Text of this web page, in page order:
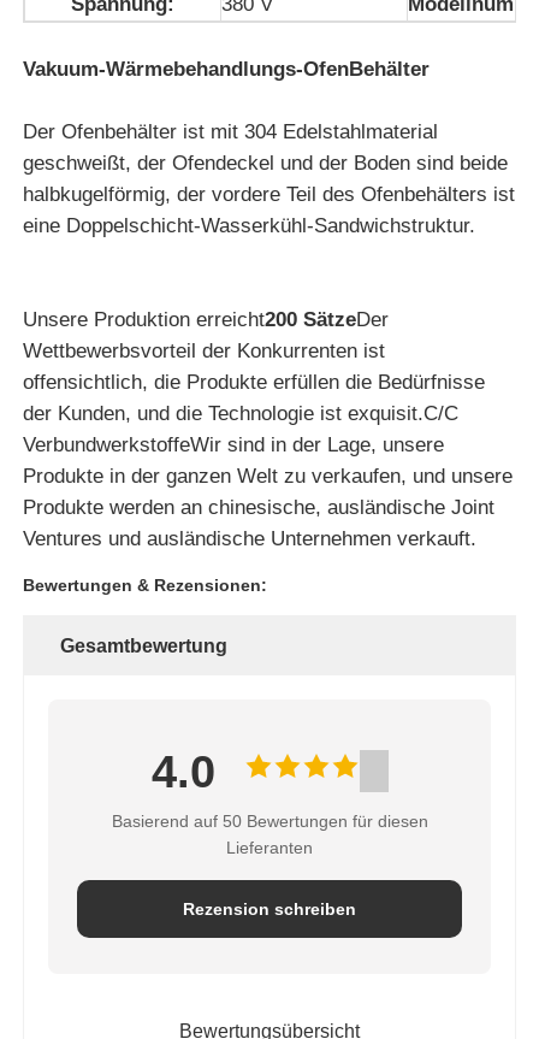
Vakuuminduktions-Schmelzofen
industrielle Schmelzofen
Aluminiumschmelzofen
mildernder Glasofen
Plasma-Lichtbogenofen
unterer Ofen des Autos
Ofen der hohen Temperatur
BiomasseDampfkessel
Industrielaborofen
Vakuum-Wärmebehandlungs-OfenBehälter
Der Ofenbehälter ist mit 304 Edelstahlmaterial
geschweißt, der Ofendeckel und der Boden sind beide
halbkugelförmig, der vordere Teil des Ofenbehälters ist
eine Doppelschicht-Wasserkühl-Sandwichstruktur.
Unsere Produktion erreicht200 SätzeDer
Wettbewerbsvorteil der Konkurrenten ist
offensichtlich, die Produkte erfüllen die Bedürfnisse
der Kunden, und die Technologie ist exquisit.C/C
VerbundwerkstoffeWir sind in der Lage, unsere
Produkte in der ganzen Welt zu verkaufen, und unsere
Produkte werden an chinesische, ausländische Joint
Ventures und ausländische Unternehmen verkauft.
Bewertungen & Rezensionen:
Gesamtbewertung
4.0
Basierend auf 50 Bewertungen für diesen
Lieferanten
Rezension schreiben
Bewertungsübersicht